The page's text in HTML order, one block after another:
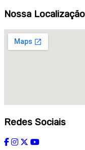
Nossa Localização
Redes Sociais